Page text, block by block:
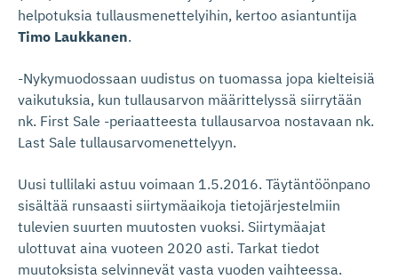
helpotuksia tullausmenettelyihin, kertoo asiantuntija
Timo Laukkanen.
-Nykymuodossaan uudistus on tuomassa jopa kielteisiä
vaikutuksia, kun tullausarvon määrittelyssä siirrytään
nk. First Sale -periaatteesta tullausarvoa nostavaan nk.
Last Sale tullausarvomenettelyyn.
Uusi tullilaki astuu voimaan 1.5.2016. Täytäntöönpano
sisältää runsaasti siirtymäaikoja tietojärjestelmiin
tulevien suurten muutosten vuoksi. Siirtymäajat
ulottuvat aina vuoteen 2020 asti. Tarkat tiedot
muutoksista selvinnevät vasta vuoden vaihteessa.